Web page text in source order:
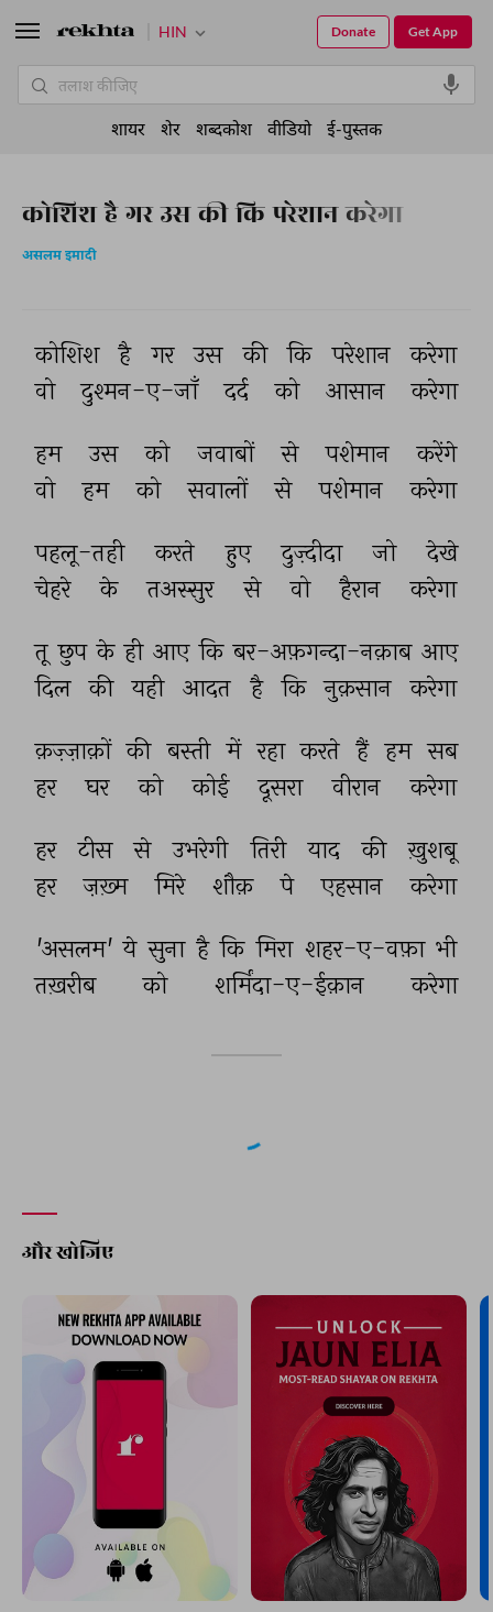
कोशिश है गर उस की कि परेशान करेगा
असलम इमादी
कोशिश है गर उस की कि परेशान
करेगा
वो
दुश्मन-ए-जाँ दर्द को आसान करेगा
हम उस को जवाबों से पशेमान
करेंगे
वो
हम को सवालों से पशेमान करेगा
पहलू-तही करते हुए दुज़्दीदा जो
देखे
चेहरे
के तअस्सुर से वो हैरान करेगा
तू छुप के ही आए कि बर-अफ़गन्दा-नक़ाब आए
दिल की यही आदत है कि नुक़सान करेगा
क़ज़्ज़ाक़ों की बस्ती में रहा करते हैं हम सब
हर
घर को कोई दूसरा वीरान करेगा
हर टीस से उभरेगी तिरी याद की
ख़ुशबू
हर
ज़ख़्म मिरे शौक़ पे एहसान करेगा
'असलम' ये सुना है कि मिरा शहर-ए-वफ़ा भी
तख़रीब
को शर्मिंदा-ए-ईक़ान करेगा
और खोजिए
HIN Get App
Donate
शायर शेर शब्दकोश वीडियो ई-पुस्तक